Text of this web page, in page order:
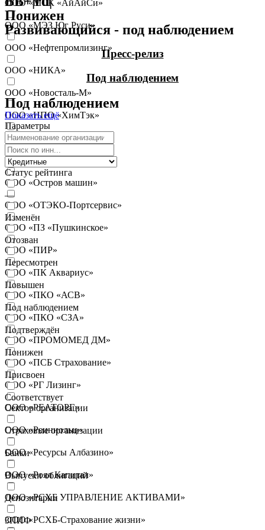
ООО «МСК «АйАйСи»
ООО «МЭЗ Юг Руси»
ООО «Нефтепромлизинг»
ООО «НИКА»
ООО «Новосталь-М»
ООО «НПО «ХимТэк»
ООО «ОЗОН Банк»
ООО «Оил Ресурс»
ООО «Остров машин»
ООО «ОТЭКО-Портсервис»
ООО «ПЗ «Пушкинское»
ООО «ПИР»
ООО «ПК Аквариус»
ООО «ПКО «АСВ»
ООО «ПКО «СЗА»
ООО «ПРОМОМЕД ДМ»
ООО «ПСБ Страхование»
ООО «РГ Лизинг»
ООО «РЕАТОРГ»
ООО «Реиннольц»
ООО «Ресурсы Албазино»
ООО «Роял Капитал»
ООО «РСХБ УПРАВЛЕНИЕ АКТИВАМИ»
ООО «РСХБ-Страхование жизни»
Понижен
Развивающийся - под наблюдением
Пресс-релиз
Под наблюдением
Под наблюдением
Показать ещё
Параметры
Статус рейтинга
—
Изменён
Отозван
Пересмотрен
Повышен
Под наблюдением
Подтверждён
Понижен
Присвоен
Соответствует
Сектор организации
Cтраховые организации
Банки
Выпуски облигаций
Депозитарии
ЗПИФ